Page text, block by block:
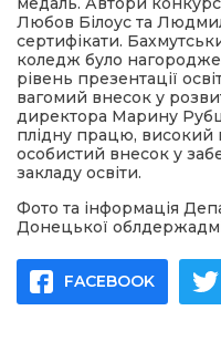
Любов Білоус та
сертифікати.
коледж було
рівень презентації
вагомий внесок у
директора Марину
плідну працю, високий
особистий внесок у
закладу освіти.
Фото та інформація
Донецької
FACEBOOK